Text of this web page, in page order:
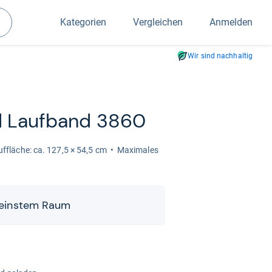
Suchen
Kategorien Vergleichen Anmelden
Wir sind nachhaltig
Lauf­band 3860
ca. 127,5 × 54,5 cm
Maxi­ma­les
Raum